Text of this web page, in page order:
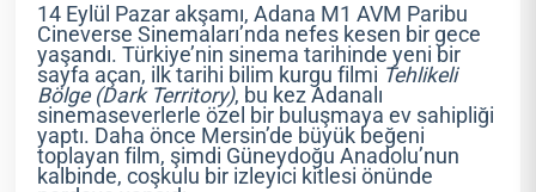
14 Eylül Pazar akşamı, Adana M1 AVM Paribu
Cineverse Sinemaları’nda nefes kesen bir gece
yaşandı. Türkiye’nin sinema tarihinde yeni bir
sayfa açan, ilk tarihi bilim kurgu filmi Tehlikeli
Bölge (Dark Territory), bu kez Adanalı
sinemaseverlerle özel bir buluşmaya ev sahipliği
yaptı. Daha önce Mersin’de büyük beğeni
toplayan film, şimdi Güneydoğu Anadolu’nun
kalbinde, coşkulu bir izleyici kitlesi önünde